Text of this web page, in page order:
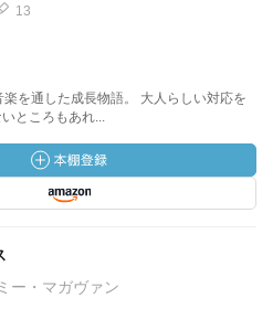
13
を通した成長物語。 大人らしい対応を
ところもあれ...
ー・マガヴァン